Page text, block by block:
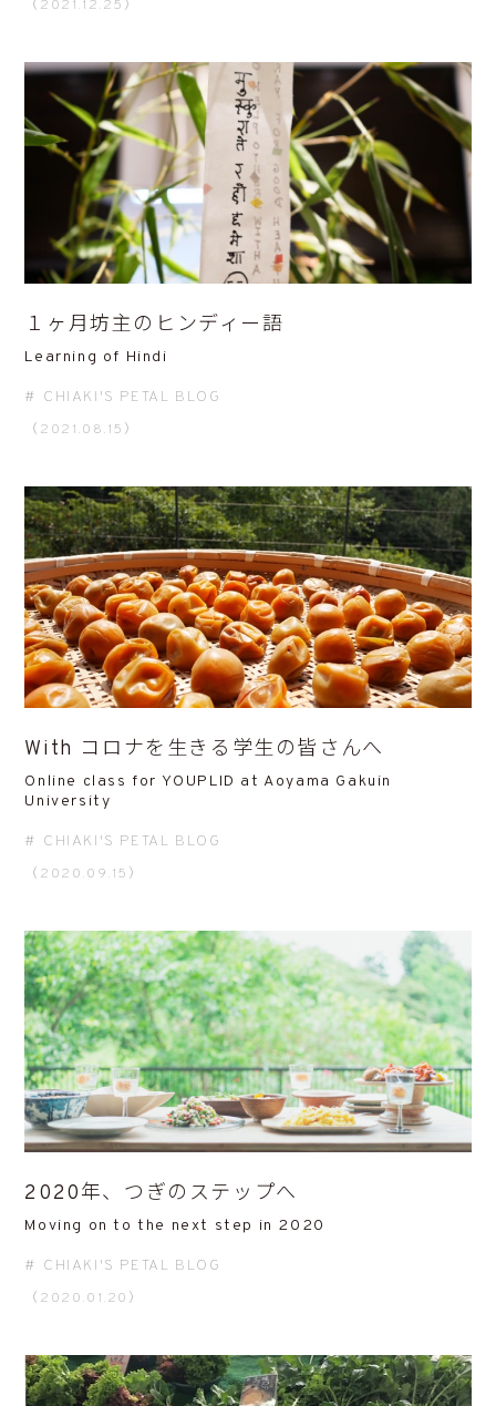
（2021.12.25）
１ヶ月坊主のヒンディー語
Learning of Hindi
CHIAKI'S PETAL BLOG
（2021.08.15）
With コロナを生きる学生の皆さんへ
Online class for YOUPLID at Aoyama Gakuin
University
CHIAKI'S PETAL BLOG
（2020.09.15）
2020年、つぎのステップへ
Moving on to the next step in 2020
CHIAKI'S PETAL BLOG
（2020.01.20）